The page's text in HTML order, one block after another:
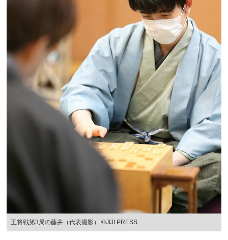
王将戦第3局の藤井（代表撮影） ©JIJI PRESS